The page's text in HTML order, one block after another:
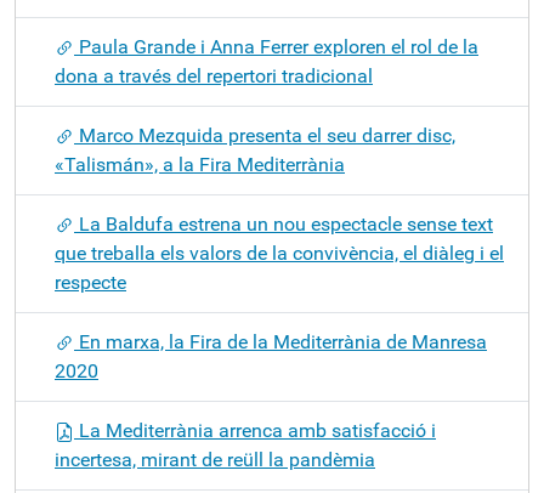
Paula Grande i Anna Ferrer exploren el rol de la
dona a través del repertori tradicional
Marco Mezquida presenta el seu darrer disc,
«Talismán», a la Fira Mediterrània
La Baldufa estrena un nou espectacle sense text
que treballa els valors de la convivència, el diàleg i el
respecte
En marxa, la Fira de la Mediterrània de Manresa
2020
La Mediterrània arrenca amb satisfacció i
incertesa, mirant de reüll la pandèmia